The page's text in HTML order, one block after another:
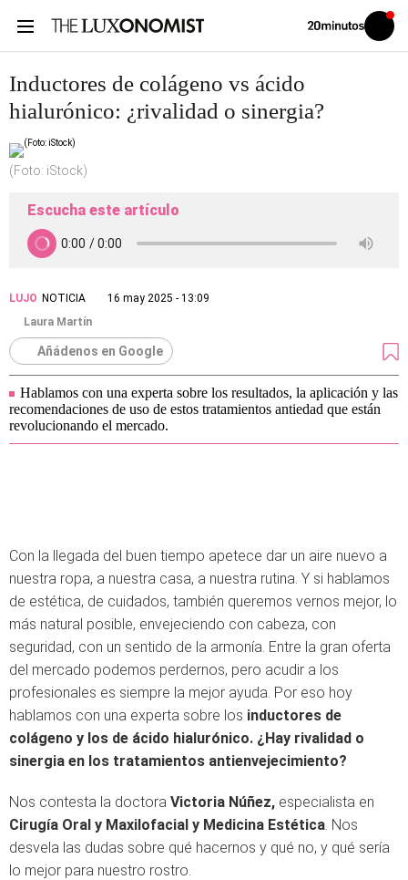
Volver
Iniciar
sesión
Inductores de colágeno vs ácido
hialurónico: ¿rivalidad o sinergia?
(Foto: iStock)
Escucha este artículo
LUJO NOTICIA
16 may 2025 - 13:09
Laura Martín
Añádenos en Google
Hablamos con una experta sobre los resultados, la aplicación y las
recomendaciones de uso de estos tratamientos antiedad que están
revolucionando el mercado.
Con la llegada del buen tiempo apetece dar un aire nuevo a
nuestra ropa, a nuestra casa, a nuestra rutina. Y si hablamos
de estética, de cuidados, también queremos vernos mejor, lo
más natural posible, envejeciendo con cabeza, con
seguridad, con un sentido de la armonía. Entre la gran oferta
del mercado podemos perdernos, pero acudir a los
profesionales es siempre la mejor ayuda. Por eso hoy
hablamos con una experta sobre los inductores de
colágeno y los de ácido hialurónico. ¿Hay rivalidad o
sinergia en los tratamientos antienvejecimiento?
Nos contesta la doctora Victoria Núñez, especialista en
Cirugía Oral y Maxilofacial y Medicina Estética. Nos
desvela las dudas sobre qué hacernos y qué no, y qué sería
lo mejor para nuestro rostro.